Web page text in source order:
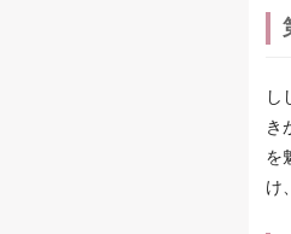
し
き
を
け